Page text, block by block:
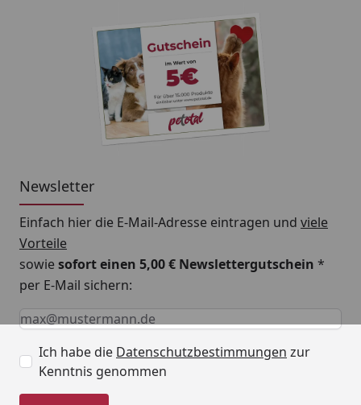
Newsletter
Einfach hier die E-Mail-Adresse eintragen und viele
Vorteile
sowiesofort einen 5,00 € Newslettergutschein *
per E-Mail sichern:
Keine Eingabe erforderlich
Eingabe erforderlich
E-Mail *
Ich habe die Datenschutzbestimmungen zur
Kenntnis genommen